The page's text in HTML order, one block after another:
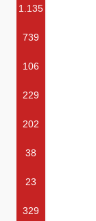
1.135
739
106
229
202
38
23
329